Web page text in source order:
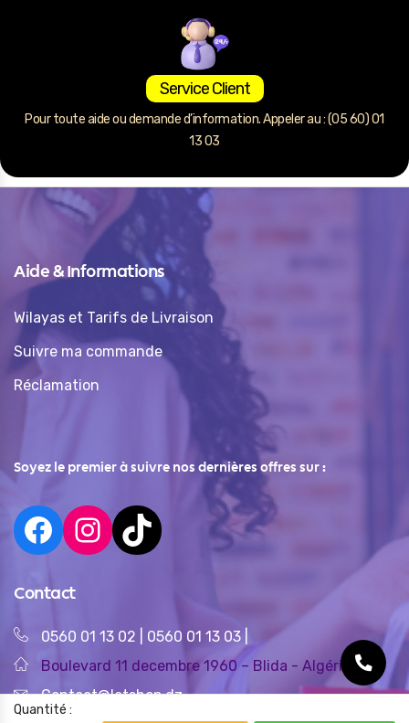
Quantité :
Service Client
Pour toute aide ou demande d’information. Appeler au : (05 60) 01
13 03
Aide & Informations
Wilayas et Tarifs de Livraison
Suivre ma commande
Réclamation
Soyez le premier à suivre nos dernières offres sur :
Contact
0560 01 13 02 0560 01 13 03
Boulevard 11 decembre 1960 – Blida - Algérie
Contact@letshop.dz